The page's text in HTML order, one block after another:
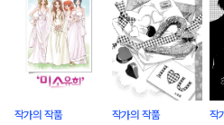
작가의 작품 작가의 작품 작